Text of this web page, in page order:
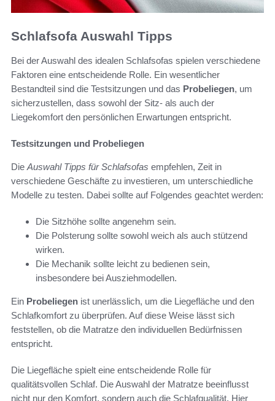
Schlafsofa Auswahl Tipps
Bei der Auswahl des idealen Schlafsofas spielen verschiedene
Faktoren eine entscheidende Rolle. Ein wesentlicher
Bestandteil sind die Testsitzungen und das Probeliegen, um
sicherzustellen, dass sowohl der Sitz- als auch der
Liegekomfort den persönlichen Erwartungen entspricht.
Testsitzungen und Probeliegen
DieAuswahl Tipps für Schlafsofas empfehlen, Zeit in
verschiedene Geschäfte zu investieren, um unterschiedliche
Modelle zu testen. Dabei sollte auf Folgendes geachtet werden:
Die Sitzhöhe sollte angenehm sein.
Die Polsterung sollte sowohl weich als auch stützend
wirken.
Die Mechanik sollte leicht zu bedienen sein,
insbesondere bei Ausziehmodellen.
Ein Probeliegen ist unerlässlich, um die Liegefläche und den
Schlafkomfort zu überprüfen. Auf diese Weise lässt sich
feststellen, ob die Matratze den individuellen Bedürfnissen
entspricht.
Die Liegefläche spielt eine entscheidende Rolle für
qualitätsvollen Schlaf. Die Auswahl der Matratze beeinflusst
nicht nur den Komfort, sondern auch die Schlafqualität. Hier